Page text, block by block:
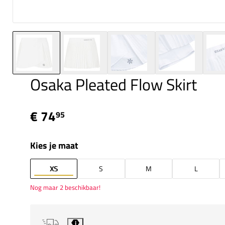
Osaka Pleated Flow Skirt
€ 7495
Kies je maat
XS S M L
Nog maar 2 beschikbaar!
i